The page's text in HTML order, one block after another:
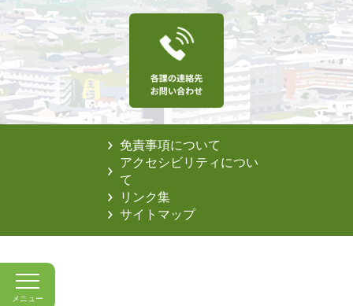
メニュー
免責事項について
アクセシビリティについ
て
リンク集
サイトマップ